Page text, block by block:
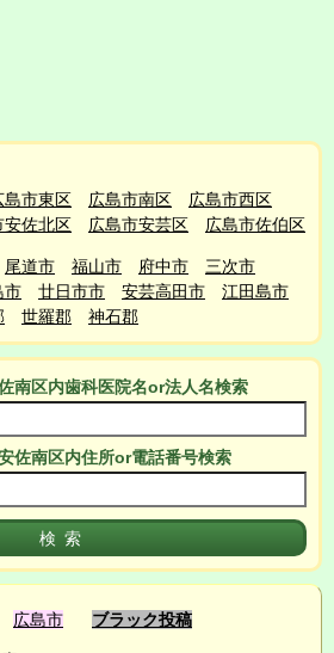
島市東区 広島市南区
広島市西区
安佐北区 広島市安芸区 広島市佐伯区
尾道市 福山市 府中市
三次市
市 廿日市市 安芸高田市
江田島市
世羅郡 神石郡
南区内歯科医院名or法人名検索
佐南区内住所or電話番号検索
広島市 ブラック投稿